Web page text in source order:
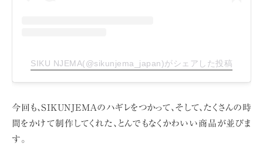
SIKU NJEMA(@sikunjema_japan)がシェアした投稿
今回も、SIKUNJEMAのハギレをつかって、そして、たくさんの時
間をかけて制作してくれた、とんでもなくかわいい商品が並びま
す。